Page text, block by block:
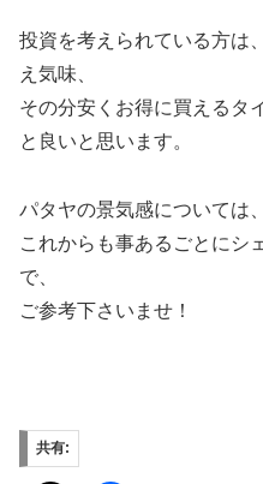
投資を考えられている方は
え気味、
その分安くお得に買えるタ
と良いと思います。
パタヤの景気感については、
これからも事あるごとにシ
で、
ご参考下さいませ！
共有: